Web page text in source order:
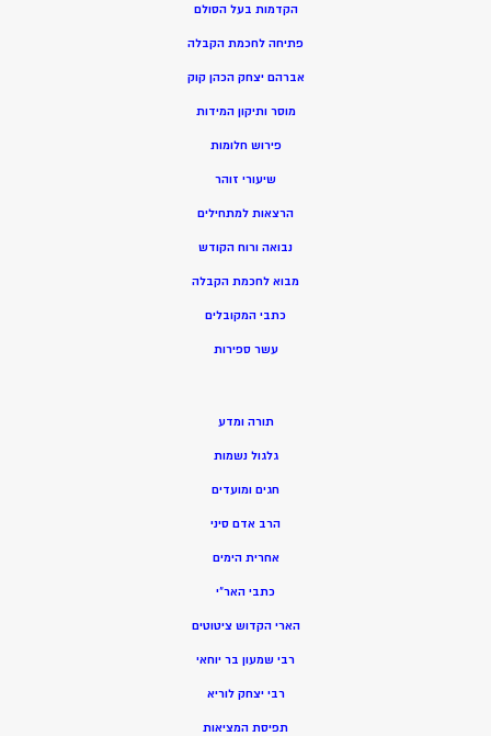
הקדמות בעל הסולם
פתיחה לחכמת הקבלה
אברהם יצחק הכהן קוק
מוסר ותיקון המידות
פירוש חלומות
שיעורי זוהר
הרצאות למתחילים
נבואה ורוח הקודש
מבוא לחכמת הקבלה
כתבי המקובלים
עשר ספירות
תורה ומדע
גלגול נשמות
חגים ומועדים
הרב אדם סיני
אחרית הימים
כתבי האר”י
הארי הקדוש ציטוטים
רבי שמעון בר יוחאי
רבי יצחק לוריא
תפיסת המציאות